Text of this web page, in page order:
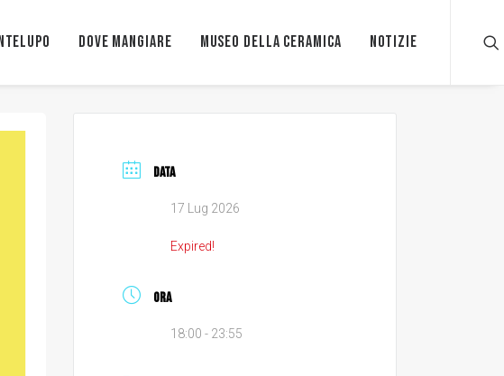
Dove mangiare Museo della ceramica Notizie
DATA
17 Lug 2026
Expired!
ORA
18:00 - 23:55